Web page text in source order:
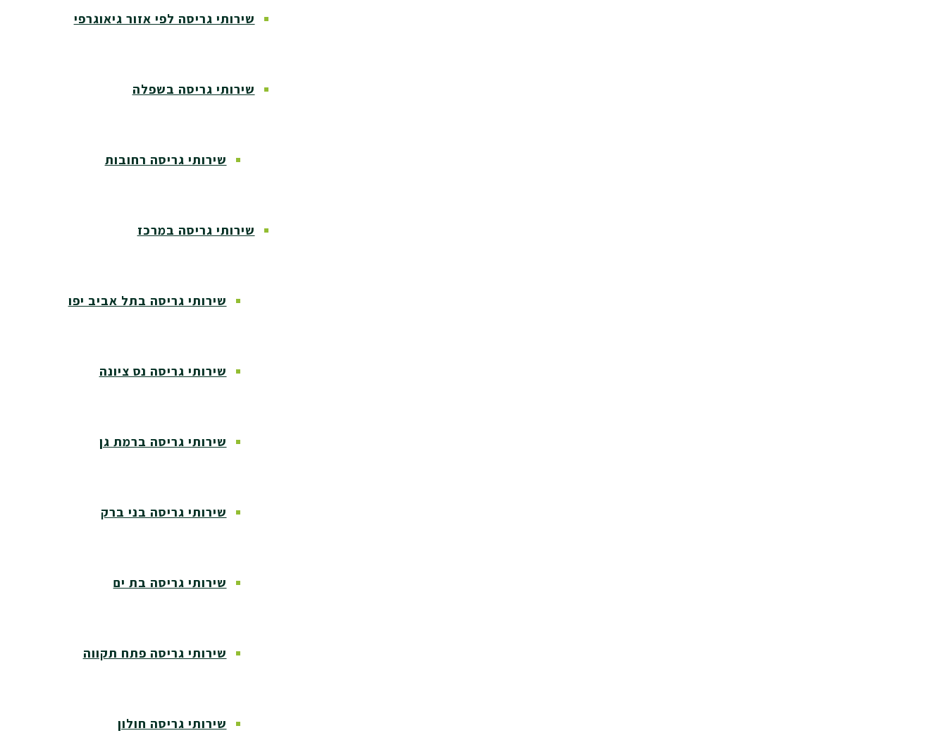
שירותי גריסה לפי אזור גיאוגרפי
שירותי גריסה בשפלה
שירותי גריסה רחובות
שירותי גריסה במרכז
שירותי גריסה בתל אביב יפו
שירותי גריסה נס ציונה
שירותי גריסה ברמת גן
שירותי גריסה בני ברק
שירותי גריסה בת ים
שירותי גריסה פתח תקווה
שירותי גריסה חולון